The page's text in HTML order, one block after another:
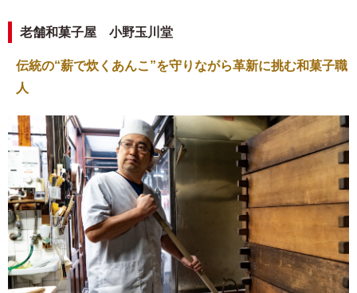
老舗和菓子屋 小野玉川堂
伝統の“薪で炊くあんこ”を守りながら革新に挑む和菓子職
人